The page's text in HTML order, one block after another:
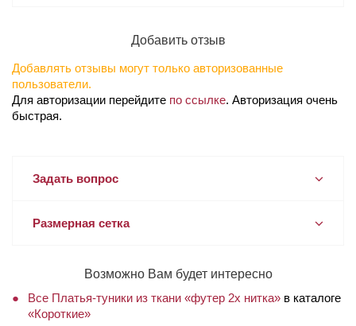
Добавить отзыв
Добавлять отзывы могут только авторизованные
пользователи.
Для авторизации перейдите по ссылке. Авторизация очень
быстрая.
Задать вопрос
Размерная сетка
Возможно Вам будет интересно
Все Платья-туники из ткани «футер 2х нитка» в каталоге
«Короткие»